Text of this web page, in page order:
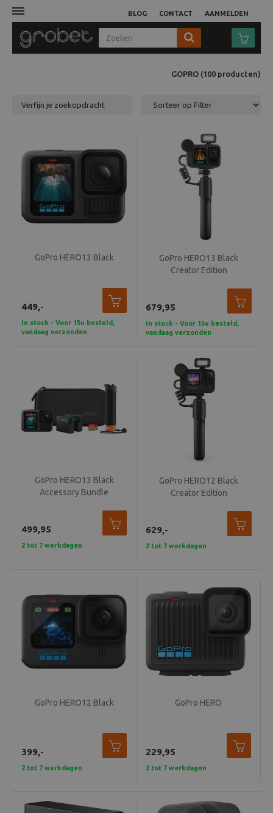
AANMELDEN
BLOG CONTACT
Fotocamera
Video
Tassen
Statieven
Studio
Beeld en bewerking
Verrekijker
GOPRO (100 producten)
Verfijn je zoekopdracht
GoPro HERO13 Black
449,-
In stock - Voor 15u besteld,
vandaag verzonden
GoPro HERO13 Black
Creator Edition
679,95
In stock - Voor 15u besteld,
vandaag verzonden
GoPro HERO13 Black
Accessory Bundle
499,95
2 tot 7 werkdagen
GoPro HERO12 Black
Creator Edition
629,-
2 tot 7 werkdagen
GoPro HERO12 Black
399,-
2 tot 7 werkdagen
GoPro HERO
229,95
2 tot 7 werkdagen